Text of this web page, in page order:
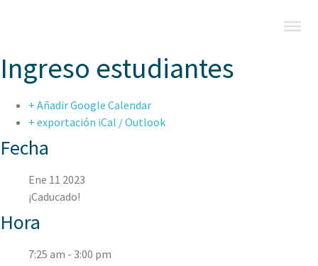
Ingreso estudiantes
+ Añadir Google Calendar
+ exportación iCal / Outlook
Fecha
Ene 11 2023
¡Caducado!
Hora
7:25 am - 3:00 pm